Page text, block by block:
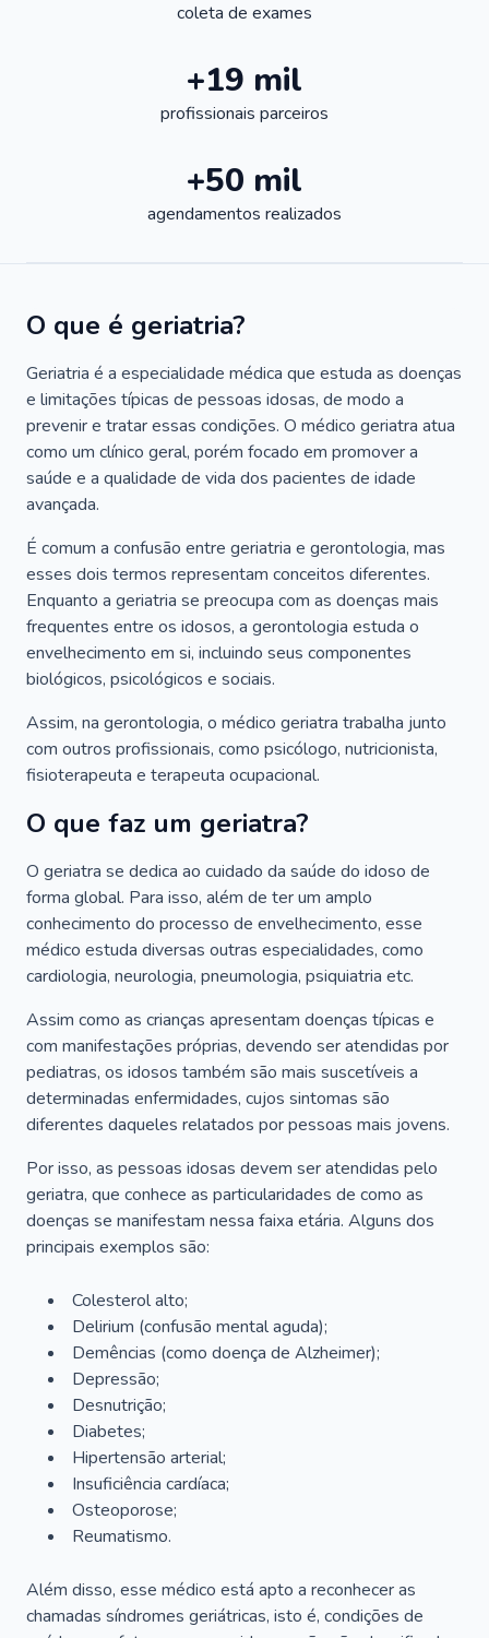
coleta de exames
+19 mil
profissionais parceiros
+50 mil
agendamentos realizados
O que é geriatria?
Geriatria é a especialidade médica que estuda as doenças
e limitações típicas de pessoas idosas, de modo a
prevenir e tratar essas condições. O médico geriatra atua
como um clínico geral, porém focado em promover a
saúde e a qualidade de vida dos pacientes de idade
avançada.
É comum a confusão entre geriatria e gerontologia, mas
esses dois termos representam conceitos diferentes.
Enquanto a geriatria se preocupa com as doenças mais
frequentes entre os idosos, a gerontologia estuda o
envelhecimento em si, incluindo seus componentes
biológicos, psicológicos e sociais.
Assim, na gerontologia, o médico geriatra trabalha junto
com outros profissionais, como psicólogo, nutricionista,
fisioterapeuta e terapeuta ocupacional.
O que faz um geriatra?
O geriatra se dedica ao cuidado da saúde do idoso de
forma global. Para isso, além de ter um amplo
conhecimento do processo de envelhecimento, esse
médico estuda diversas outras especialidades, como
cardiologia, neurologia, pneumologia, psiquiatria etc.
Assim como as crianças apresentam doenças típicas e
com manifestações próprias, devendo ser atendidas por
pediatras, os idosos também são mais suscetíveis a
determinadas enfermidades, cujos sintomas são
diferentes daqueles relatados por pessoas mais jovens.
Por isso, as pessoas idosas devem ser atendidas pelo
geriatra, que conhece as particularidades de como as
doenças se manifestam nessa faixa etária. Alguns dos
principais exemplos são:
Colesterol alto;
Delirium (confusão mental aguda);
Demências (como doença de Alzheimer);
Depressão;
Desnutrição;
Diabetes;
Hipertensão arterial;
Insuficiência cardíaca;
Osteoporose;
Reumatismo.
Além disso, esse médico está apto a reconhecer as
chamadas síndromes geriátricas, isto é, condições de